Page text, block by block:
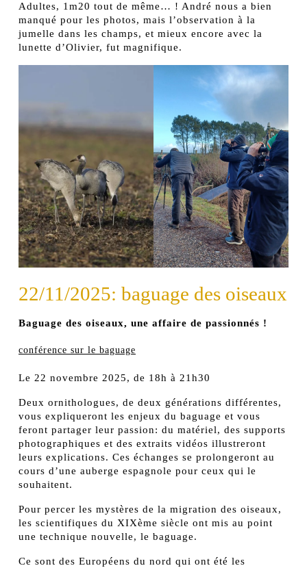
Adultes, 1m20 tout de même… ! André nous a bien
manqué pour les photos, mais l’observation à la
jumelle dans les champs, et mieux encore avec la
lunette d’Olivier, fut magnifique.
22/11/2025: baguage des oiseaux
Baguage des oiseaux, une affaire de passionnés !
conférence sur le baguage
Le 22 novembre 2025, de 18h à 21h30
Deux ornithologues, de deux générations différentes,
vous expliqueront les enjeux du baguage et vous
feront partager leur passion: du matériel, des supports
photographiques et des extraits vidéos illustreront
leurs explications. Ces échanges se prolongeront au
cours d’une auberge espagnole pour ceux qui le
souhaitent.
Pour percer les mystères de la migration des oiseaux,
les scientifiques du XIXème siècle ont mis au point
une technique nouvelle, le baguage.
Ce sont des Européens du nord qui ont été les